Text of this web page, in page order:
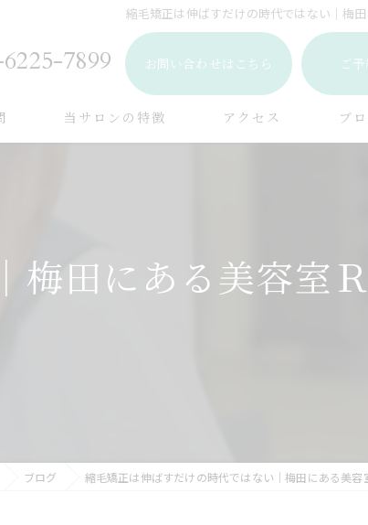
縮毛矯正は伸ばすだけの時代ではない｜梅
7899 お問い合わせはこちら ご
当サロンの特徴
トリートメント
アクセス ブ
田にある美容室
ブログ 縮毛矯正は伸ばすだけの時代ではない｜梅田にある美容